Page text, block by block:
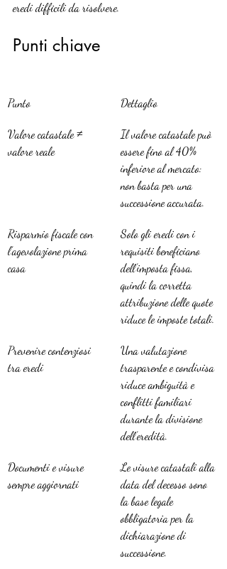
eredi difficili da risolvere.
Punti chiave
Punto Dettaglio
Valore catastale ≠
valore reale
Il valore catastale può
essere fino al 40%
inferiore al mercato:
non basta per una
successione accurata.
Risparmio fiscale con
l’agevolazione prima
casa
Solo gli eredi con i
requisiti beneficiano
dell’imposta fissa,
quindi la corretta
attribuzione delle quote
riduce le imposte totali.
Prevenire contenziosi
tra eredi
Una valutazione
trasparente e condivisa
riduce ambiguità e
conflitti familiari
durante la divisione
dell’eredità.
Documenti e visure
sempre aggiornati
Le visure catastali alla
data del decesso sono
la base legale
obbligatoria per la
dichiarazione di
successione.